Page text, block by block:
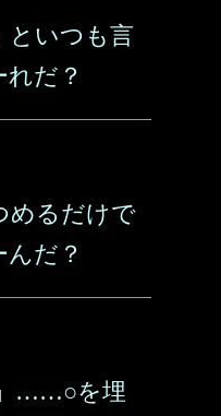
といつも言
だ？
めるだけで
だ？
……○を埋